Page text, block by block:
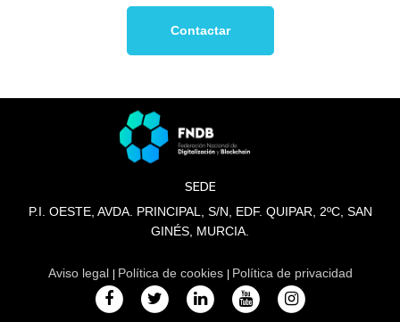
Contactar
SEDE
P.I. OESTE, AVDA. PRINCIPAL, S/N, EDF. QUIPAR, 2ºC, SAN
GINÉS, MURCIA.
Aviso legal | Política de cookies | Política de privacidad